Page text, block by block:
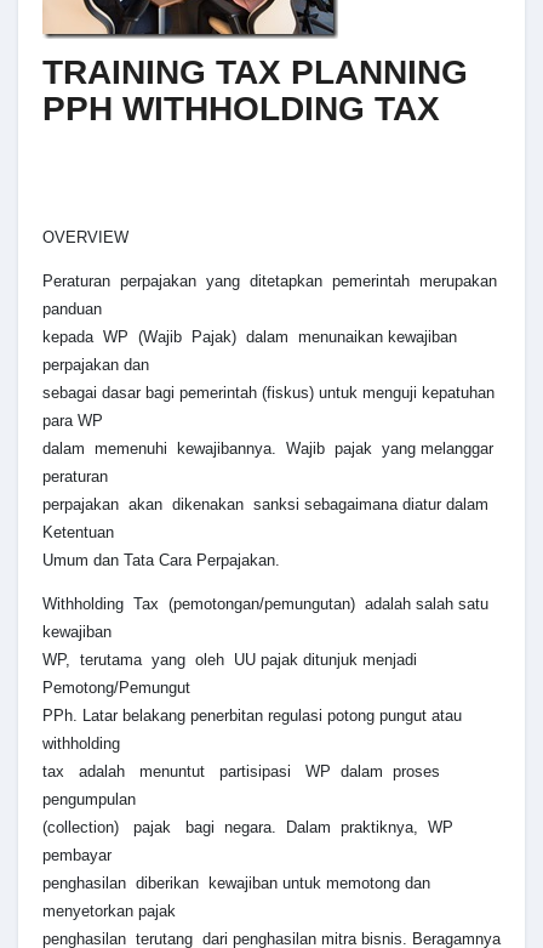
TRAINING TAX PLANNING
PPH WITHHOLDING TAX
OVERVIEW
Peraturan perpajakan yang ditetapkan pemerintah merupakan
panduan
kepada WP (Wajib Pajak) dalam menunaikan kewajiban
perpajakan dan
sebagai dasar bagi pemerintah (fiskus) untuk menguji kepatuhan
para WP
dalam memenuhi kewajibannya. Wajib pajak yang melanggar
peraturan
perpajakan akan dikenakan sanksi sebagaimana diatur dalam
Ketentuan
Umum dan Tata Cara Perpajakan.
Withholding Tax (pemotongan/pemungutan) adalah salah satu
kewajiban
WP, terutama yang oleh UU pajak ditunjuk menjadi
Pemotong/Pemungut
PPh. Latar belakang penerbitan regulasi potong pungut atau
withholding
tax adalah menuntut partisipasi WP dalam proses
pengumpulan
(collection) pajak bagi negara. Dalam praktiknya, WP
pembayar
penghasilan diberikan kewajiban untuk memotong dan
menyetorkan pajak
penghasilan terutang dari penghasilan mitra bisnis. Beragamnya